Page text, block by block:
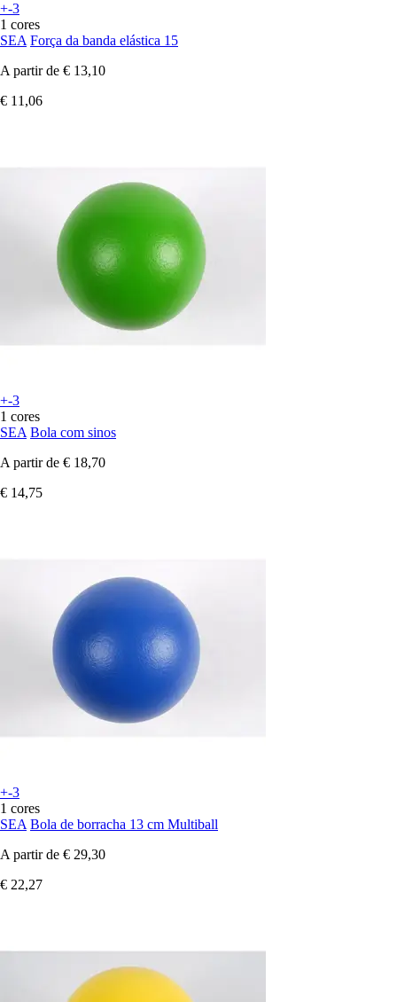
+-3
1 cores
SEA Força da banda elástica 15
A partir de € 13,10
€ 11,06
+-3
1 cores
SEA Bola com sinos
A partir de € 18,70
€ 14,75
+-3
1 cores
SEA Bola de borracha 13 cm Multiball
A partir de € 29,30
€ 22,27